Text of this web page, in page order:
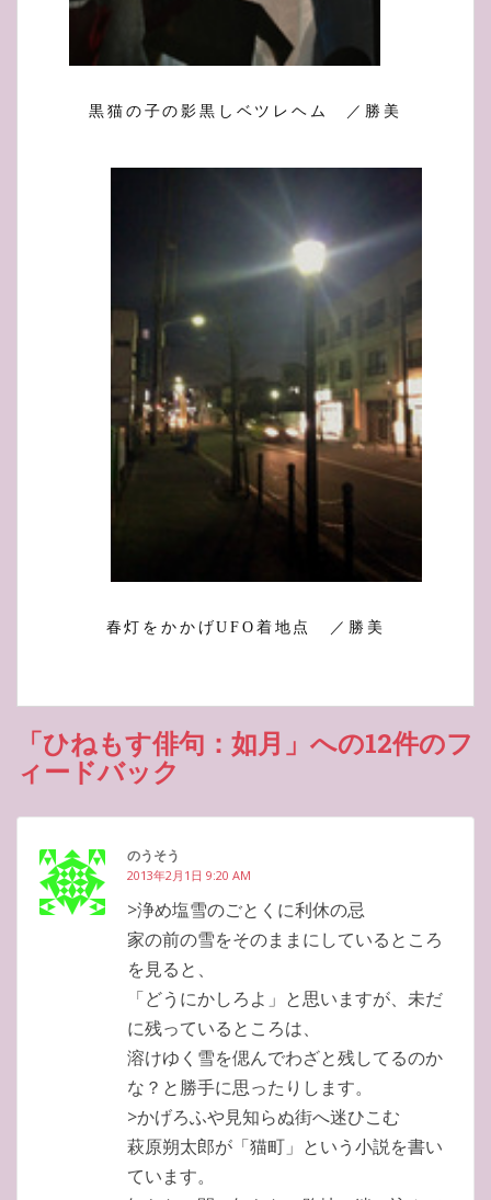
黒猫の子の影黒しベツレヘム ／勝美
春灯をかかげUFO着地点 ／勝美
「ひねもす俳句：如月」への12件のフ
ィードバック
のうそう
2013年2月1日 9:20 AM
>浄め塩雪のごとくに利休の忌
家の前の雪をそのままにしているところ
を見ると、
「どうにかしろよ」と思いますが、未だ
に残っているところは、
溶けゆく雪を偲んでわざと残してるのか
な？と勝手に思ったりします。
>かげろふや見知らぬ街へ迷ひこむ
萩原朔太郎が「猫町」という小説を書い
ています。